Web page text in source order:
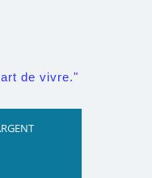
de vivre."